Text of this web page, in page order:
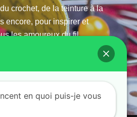
crochet, de la teinture à la
encore, pour inspirer et
les amoureux du fil.
en quoi puis-je vous